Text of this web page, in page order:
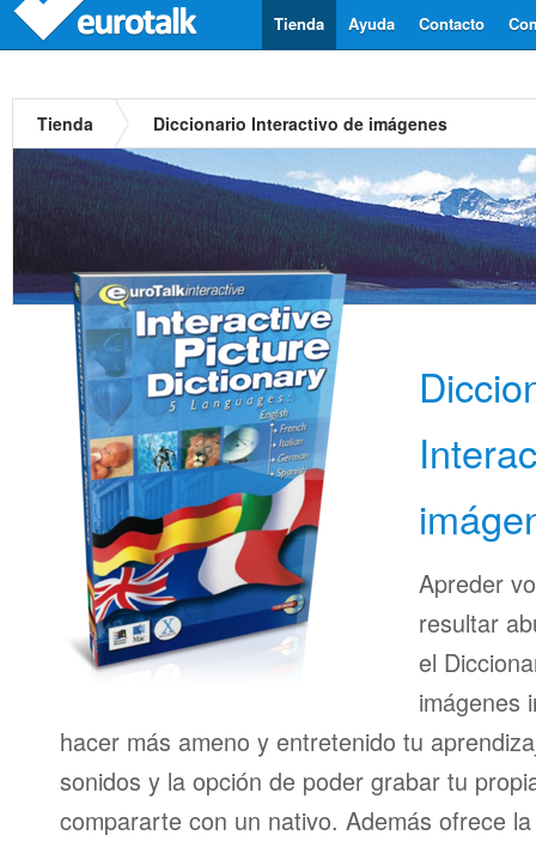
Contacto
Ayuda
Tienda
Tienda Diccionario Interactivo de imágenes
Apreder
resultar
el
imágenes
hacer más ameno y entretenido tu
sonidos y la opción de poder grabar tu
compararte con un nativo. Además ofrece